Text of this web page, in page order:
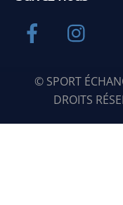
Facebook
© SPORT
DROITS